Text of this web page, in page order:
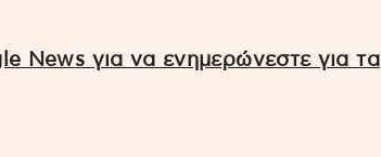
News για να ενημερώνεστε για τα